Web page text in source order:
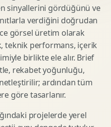
sinyallerini gördüğünü ve
verdiğini doğrudan
görsel üretim olarak
teknik performans, içerik
birlikte ele alır. Brief
rekabet yoğunluğu,
ardından tüm
göre tasarlanır.
projelerde yerel